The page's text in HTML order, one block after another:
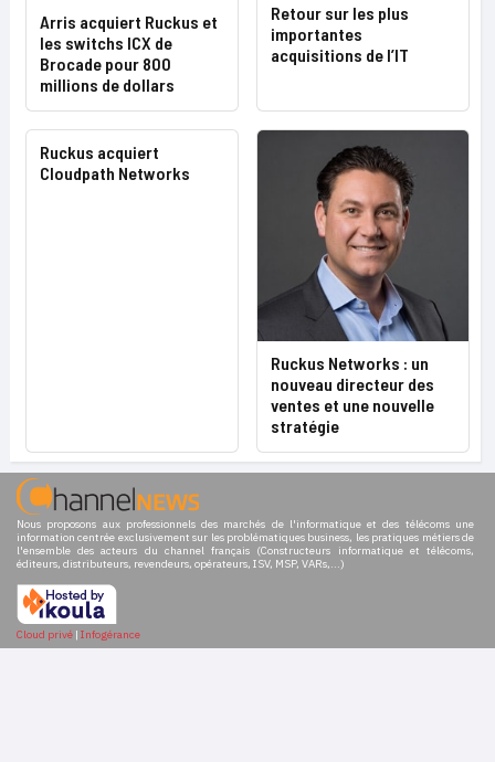
Arris acquiert Ruckus et
les switchs ICX de
Brocade pour 800
millions de dollars
Retour sur les plus
importantes
acquisitions de l’IT
Ruckus acquiert
Cloudpath Networks
Ruckus Networks : un
nouveau directeur des
ventes et une nouvelle
stratégie
Nous proposons aux professionnels des marchés de l'informatique et des télécoms une
information centrée exclusivement sur les problématiques business, les pratiques métiers de
l'ensemble des acteurs du channel français (Constructeurs informatique et télécoms,
éditeurs, distributeurs, revendeurs, opérateurs, ISV, MSP, VARs,...)
Cloud privé | Infogérance